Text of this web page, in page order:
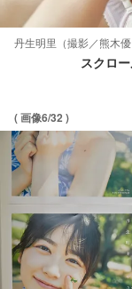
丹生明里（撮影／熊木優
スクロ
( 画像6/32 )